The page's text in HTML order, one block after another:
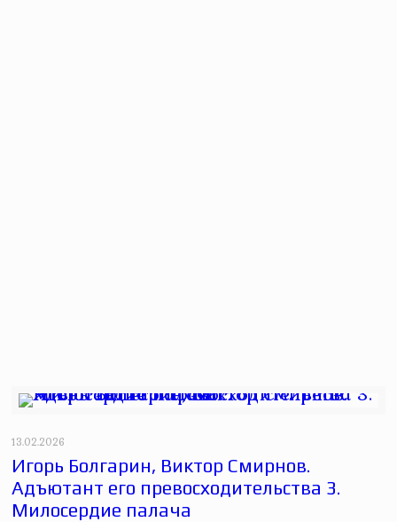
13.02.2026
Игорь Болгарин, Виктор Смирнов.
Адъютант его превосходительства 3.
Милосердие палача